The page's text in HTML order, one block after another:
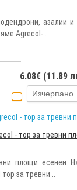
азалии
Agrecol-..
6.08€ (11.89
Изчерпано
- тор за тревни
площи есенен
за тревни ..